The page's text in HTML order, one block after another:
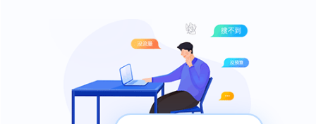
🎬 短视频
📍 GEO推广 ⭐️ 精准客资